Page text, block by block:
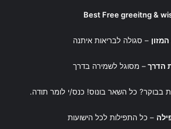
Best Free greeitng &
– סגולה לבריאות איתנה
הדרך – מסוגל לשמירה בדרך
בבוקר? כל השאר בונוס! כנס/י לומר תודה.
– כל התפילות לכל הישועות